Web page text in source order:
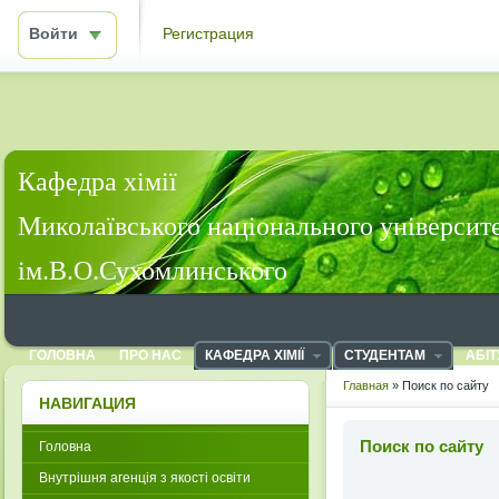
Войти Регистрация
Кафедра хімії
Миколаївського національного
ім.В.О.Сухомлинського
ГОЛОВНА ПРО НАС КАФЕДРА ХІМІЇ СТУДЕНТАМ
Главная » Поиск по сайту
Поиск по сайту
НАВИГАЦИЯ
Головна
Внутрішня агенція з якості освіти